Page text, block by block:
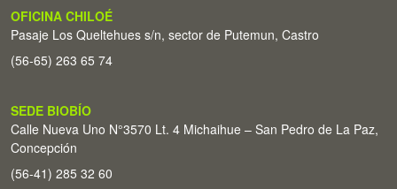
OFICINA CHILOÉ
Pasaje Los Queltehues s/n, sector de Putemun, Castro
(56-65) 263 65 74
SEDE BIOBÍO
Calle Nueva Uno N°3570 Lt. 4 Michaihue – San Pedro de La Paz,
Concepción
(56-41) 285 32 60